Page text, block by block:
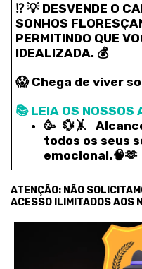
⁉️ 💡 DESVENDE O
SONHOS
PERMITINDO QUE
IDEALIZADA. 💰
😱 Chega de viver
📚 LEIA OS NOSSOS
🥳 💱🤸‍
todos os seus
emocional.🧠🫶
ATENÇÃO: NÃO
ACESSO ILIMITADOS AOS